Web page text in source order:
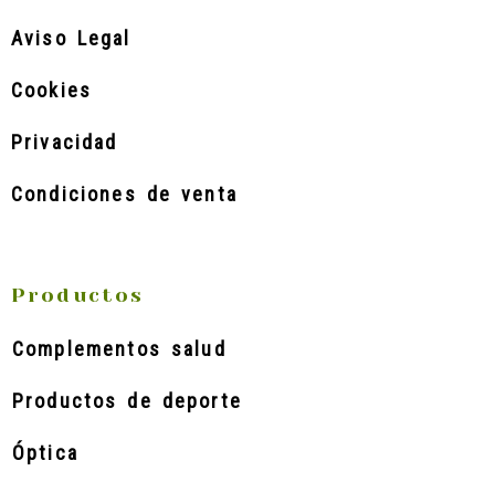
Aviso Legal
Cookies
Privacidad
Condiciones de venta
Productos
Complementos salud
Productos de deporte
Óptica